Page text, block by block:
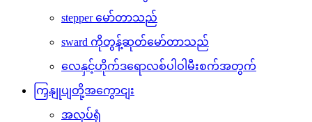
stepper မော်တာသည်
sward ကိုတွန့်ဆုတ်မော်တာသည်
လေနှင့်ဟိုက်ဒရောလစ်ပါဝါမီးစက်အတွက်
ကြှနျုပျတို့အကွောငျး
အလုပ်ရုံ